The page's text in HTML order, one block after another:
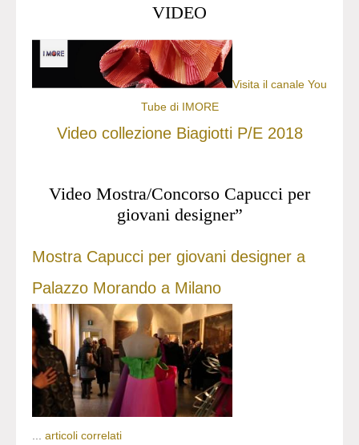
VIDEO
Visita il canale You
Tube di IMORE
Video collezione Biagiotti P/E 2018
Video Mostra/Concorso Capucci per
giovani designer”
Mostra Capucci per giovani designer a
Palazzo Morando a Milano
articoli correlati